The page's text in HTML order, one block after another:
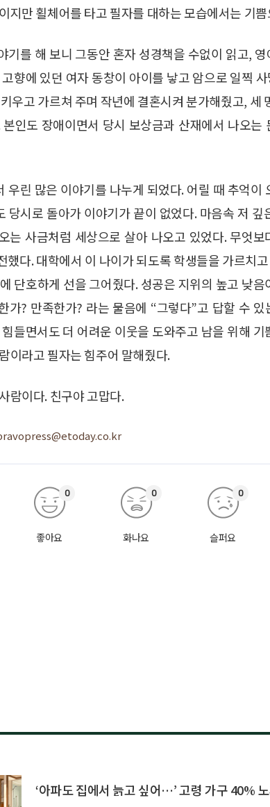
지만 횔체어를 타고 필자를 대하는 모습에서는 기
기를 해 보니 그동안 혼자 성경책을 수없이 읽고,
향에 있던 여자 동창이 아이를 낳고 암으로 일찍
우고 가르쳐 주며 작년에 결혼시켜 분가해줬고, 세
인도 장애이면서 당시 보상금과 산재에서 나오
우린 많은 이야기를 나누게 되었다. 어릴 때 추억이
당시로 돌아가 이야기가 끝이 없었다. 마음속 저
는 사금처럼 세상으로 살아 나오고 있었다. 무엇
했다. 대학에서 이 나이가 되도록 학생들을 가르치
단호하게 선을 그어줬다. 성공은 지위의 높고 낮
가? 만족한가? 라는 물음에 “그렇다”고 답할 수
들면서도 더 어려운 이웃을 도와주고 남을 위해
이라고 필자는 힘주어 말해줬다.
람이다. 친구야 고맙다.
좋아요
0
화나요
0
슬퍼요
0
‘아파도 집에서 늙고 싶어…’ 고령 가구 40%